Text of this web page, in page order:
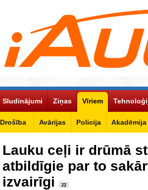
Sludinājumi Ziņas Vīriem
Drošība Avārijas Policija Akadēmija
Lauku ceļi ir drūmā
atbildīgie par to
izvairīgi
22